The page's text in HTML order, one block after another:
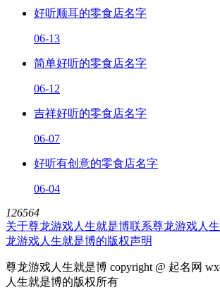
好听顺耳的零食店名字
06-13
简单好听的零食店名字
06-12
吉祥好听的零食店名字
06-07
好听有创意的零食店名字
06-04
126564
关于尊龙游戏人生就是博联系尊龙游戏人
龙游戏人生就是博的版权声明
尊龙游戏人生就是博 copyright @ 起名网
人生就是博的版权所有